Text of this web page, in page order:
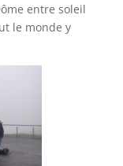
entre soleil
le monde y